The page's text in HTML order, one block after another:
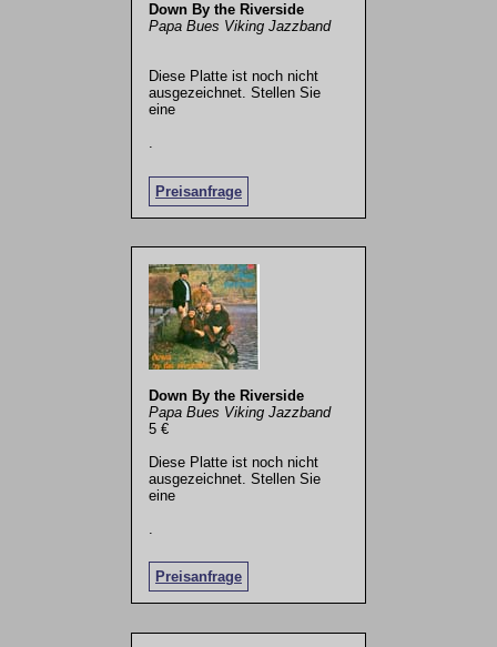
Down By the Riverside
Papa Bues Viking Jazzband
Diese Platte ist noch nicht
ausgezeichnet. Stellen Sie
eine
Preisanfrage
.
Down By the Riverside
Papa Bues Viking Jazzband
5 €
Diese Platte ist noch nicht
ausgezeichnet. Stellen Sie
eine
Preisanfrage